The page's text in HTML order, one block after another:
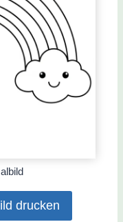
drucken